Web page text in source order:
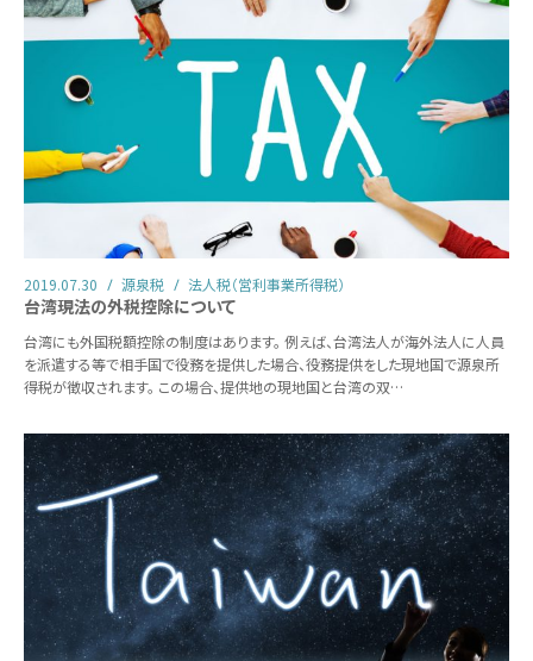
2019.07.30 源泉税 法人税（営利事業所得税）
台湾現法の外税控除について
台湾にも外国税額控除の制度はあります。 例えば、台湾法人が海外法人に人員
を派遣する等で相手国で役務を提供した場合、役務提供をした現地国で源泉所
得税が徴収されます。 この場合、提供地の現地国と台湾の双…